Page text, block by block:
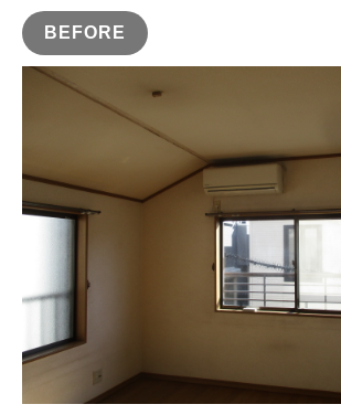
BEFORE